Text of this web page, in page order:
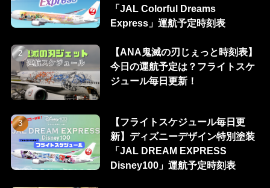
「JAL Colorful Dreams
Express」運航予定時刻表
【ANA鬼滅の刃じぇっと時刻表】
今日の運航予定は？フライトスケ
ジュール毎日更新！
【フライトスケジュール毎日更
新】ディズニーデザイン特別塗装
「JAL DREAM EXPRESS
Disney100」運航予定時刻表